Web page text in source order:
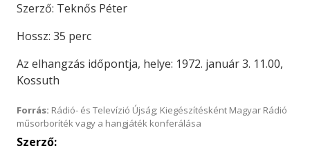
Szerző: Teknős Péter
Hossz: 35 perc
Az elhangzás időpontja, helye: 1972. január 3. 11.00,
Kossuth
Forrás: Rádió- és Televízió Újság; Kiegészítésként Magyar Rádió
műsorboríték vagy a hangjáték konferálása
Szerző: